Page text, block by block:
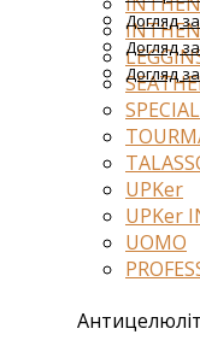
UPKer
UPKer
UOMO
Антицелюліт
Догляд
Догляд
Догляд